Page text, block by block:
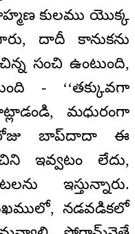
కులము యొక్క
దాదీ కానుకను
సంచి ఉంటుంది,
- ‘‘తక్కువగా
మధురంగా
బాప్‌‌దాదా ఈ
ఇవ్వటం లేదు,
ఇస్తున్నారు.
నడవడికలో